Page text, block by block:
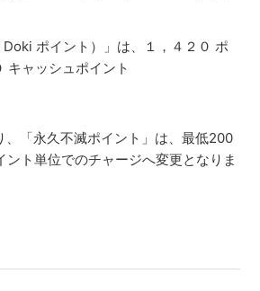
Doki ポイント）」は、１，４２０ ポ
ャッシュポイント
「永久不滅ポイント」は、最低200
ント単位でのチャージへ変更となりま